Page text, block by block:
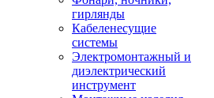
гирлянды
Кабеленесущие
системы
Электромонтажный и
диэлектрический
инструмент